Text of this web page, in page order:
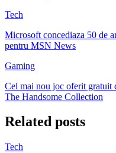
Tech
Microsoft concediaza 50 de
pentru MSN News
Gaming
Cel mai nou joc oferit gratuit
The Handsome Collection
Related posts
Tech